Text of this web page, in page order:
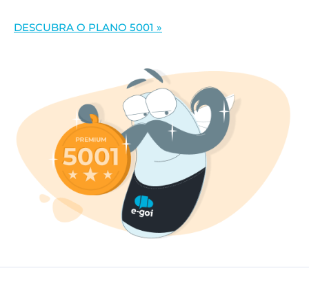
DESCUBRA O PLANO 5001 »